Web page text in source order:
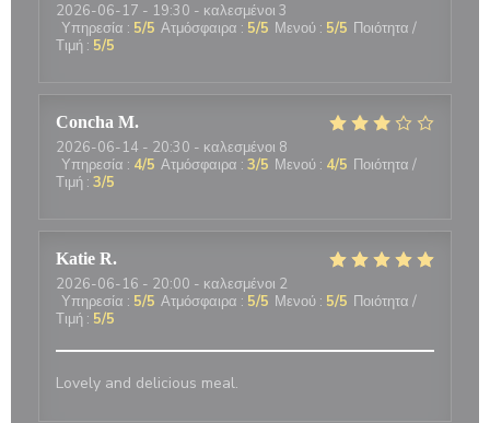
2026-06-17 - 19:30 - καλεσμένοι 3
Υπηρεσία : 5/5 Ατμόσφαιρα : 5/5 Μενού : 5/5 Ποιότητα /
Τιμή : 5/5
Concha M
2026-06-14 - 20:30 - καλεσμένοι 8
Υπηρεσία : 4/5 Ατμόσφαιρα : 3/5 Μενού : 4/5 Ποιότητα /
Τιμή : 3/5
Katie R
2026-06-16 - 20:00 - καλεσμένοι 2
Υπηρεσία : 5/5 Ατμόσφαιρα : 5/5 Μενού : 5/5 Ποιότητα /
Τιμή : 5/5
Lovely and delicious meal.